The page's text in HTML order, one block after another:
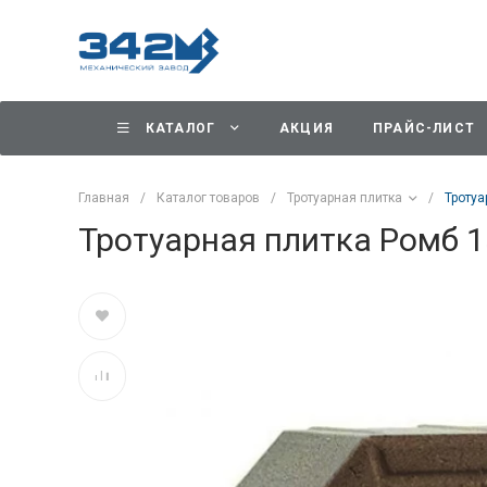
КАТАЛОГ АКЦИЯ ПРАЙС-ЛИСТ
Главная / Каталог товаров / Тротуарная плитка /
Тротуарная плитка Ромб